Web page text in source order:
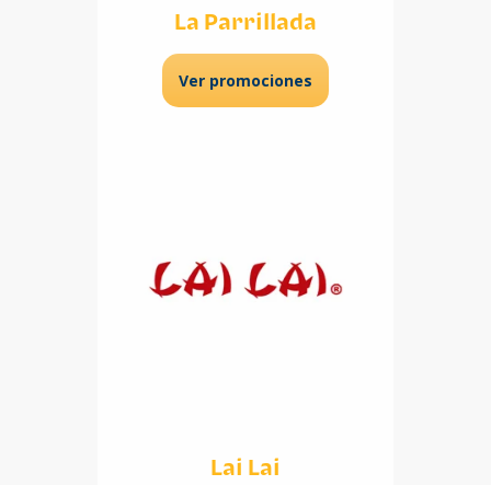
La Parrillada
Ver promociones
Lai Lai